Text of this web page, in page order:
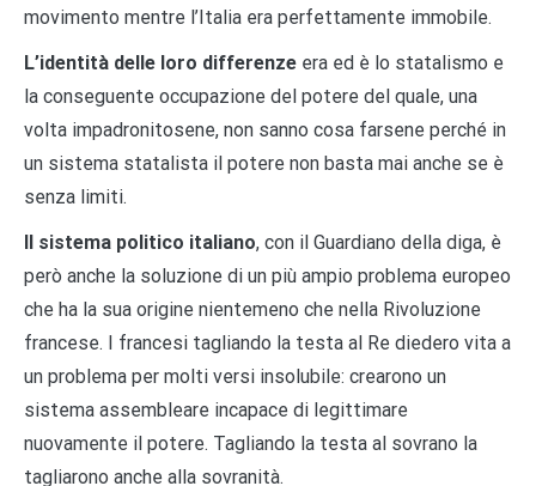
movimento mentre l’Italia era perfettamente immobile.
L’identità delle loro differenze era ed è lo statalismo e
la conseguente occupazione del potere del quale, una
volta impadronitosene, non sanno cosa farsene perché in
un sistema statalista il potere non basta mai anche se è
senza limiti.
Il sistema politico italiano, con il Guardiano della diga, è
però anche la soluzione di un più ampio problema europeo
che ha la sua origine nientemeno che nella Rivoluzione
francese. I francesi tagliando la testa al Re diedero vita a
un problema per molti versi insolubile: crearono un
sistema assembleare incapace di legittimare
nuovamente il potere. Tagliando la testa al sovrano la
tagliarono anche alla sovranità.